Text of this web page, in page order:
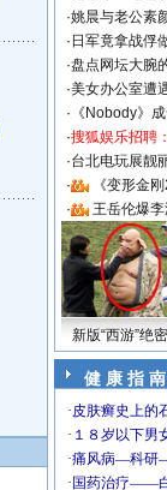
·姚晨与老公素
· 日军竟拿战俘
·盘点网坛大腕
·美女办公室遭
· 《Nobody》
·搜狐娱乐招聘
·台北电玩展靓
·
《变形金
·
王岳伦爆
新版“西游”绝
健 康 指 南